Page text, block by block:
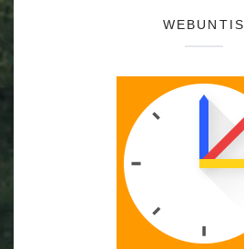
WEBUNTIS